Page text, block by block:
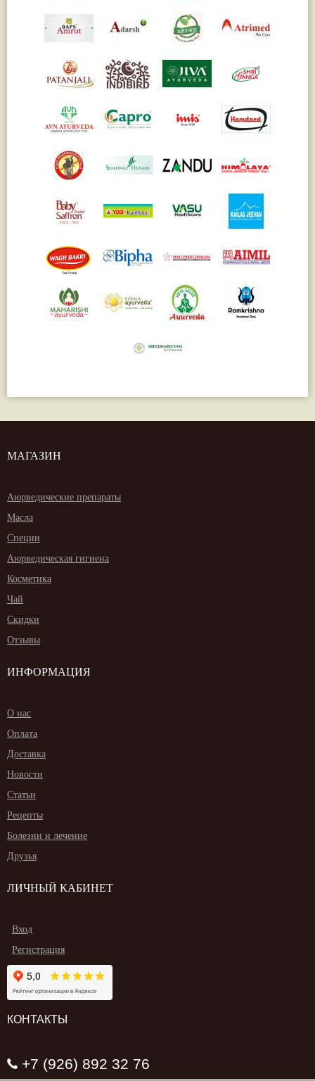
МАГАЗИН
Аюрведические препараты
Масла
Специи
Аюрведическая гигиена
Косметика
Чай
Скидки
Отзывы
ИНФОРМАЦИЯ
О нас
Оплата
Доставка
Новости
Статьи
Рецепты
Болезни и лечение
Друзья
ЛИЧНЫЙ КАБИНЕТ
Вход
Регистрация
КОНТАКТЫ
+7 (926) 892 32 76